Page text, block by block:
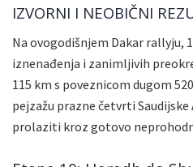
IZVORNI I NEOBIČNI
Na ovogodišnjem Dakar rallyju,
iznenađenja i zanimljivih
115 km s poveznicom dugom
pejzažu prazne četvrti
prolaziti kroz gotovo